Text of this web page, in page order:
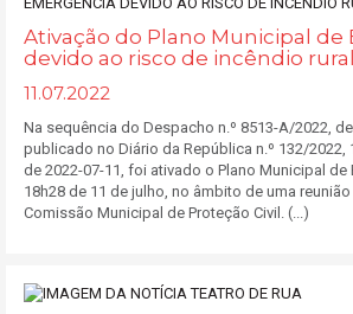
Ativação do Plano Municipal de
devido ao risco de incêndio rural
11.07.2022
Na sequência do Despacho n.º 8513-A/2022, de
publicado no Diário da República n.º 132/2022,
de 2022-07-11, foi ativado o Plano Municipal de
18h28 de 11 de julho, no âmbito de uma
Comissão Municipal de Proteção Civil. (...)